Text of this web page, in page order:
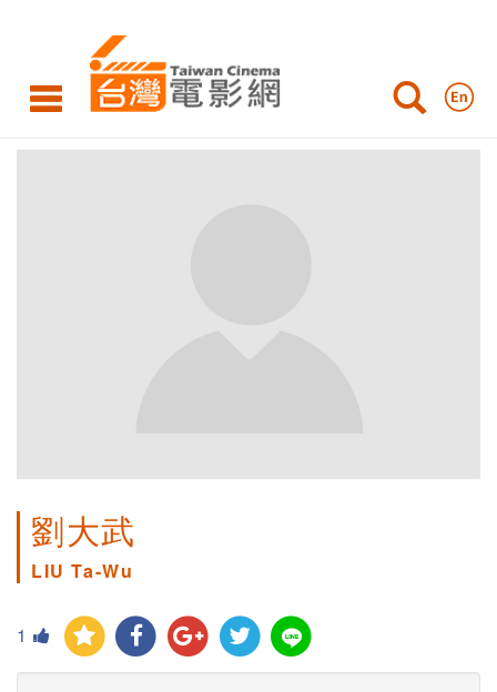
劉大武
LIU Ta-Wu
1